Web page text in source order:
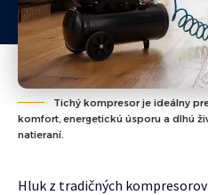
Tichý kompresor je ideálny
komfort, energetickú úsporu a dlhú
natieraní.
Hluk z tradičných